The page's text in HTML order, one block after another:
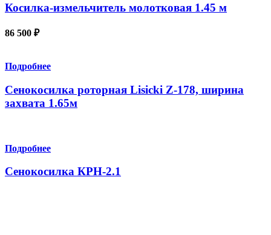
Косилка-измельчитель молотковая 1.45 м
86 500 ₽
Подробнее
Сенокосилка роторная Lisicki Z-178, ширина
захвата 1.65м
Подробнее
Сенокосилка КРН-2.1